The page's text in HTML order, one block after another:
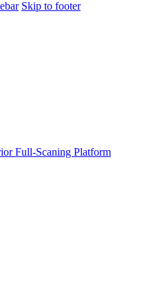
Skip to footer
Full-Scaning Platform